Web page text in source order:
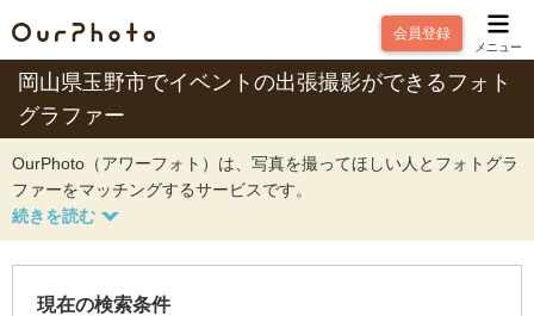
会員登録
メニュー
岡山県玉野市でイベントの出張撮影ができるフォト
グラファー
OurPhoto（アワーフォト）は、写真を撮ってほしい人とフォトグラ
ファーをマッチングするサービスです。
現在の検索条件